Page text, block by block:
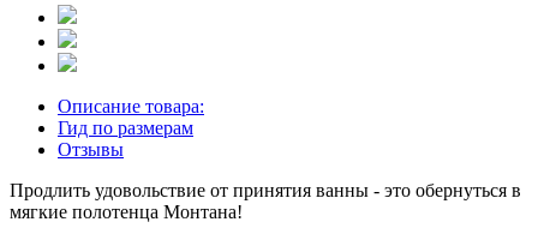
Описание товара:
Гид по размерам
Отзывы
Продлить удовольствие от принятия ванны - это обернуться в
мягкие полотенца Монтана!